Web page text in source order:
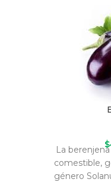
$
La
comestible,
género